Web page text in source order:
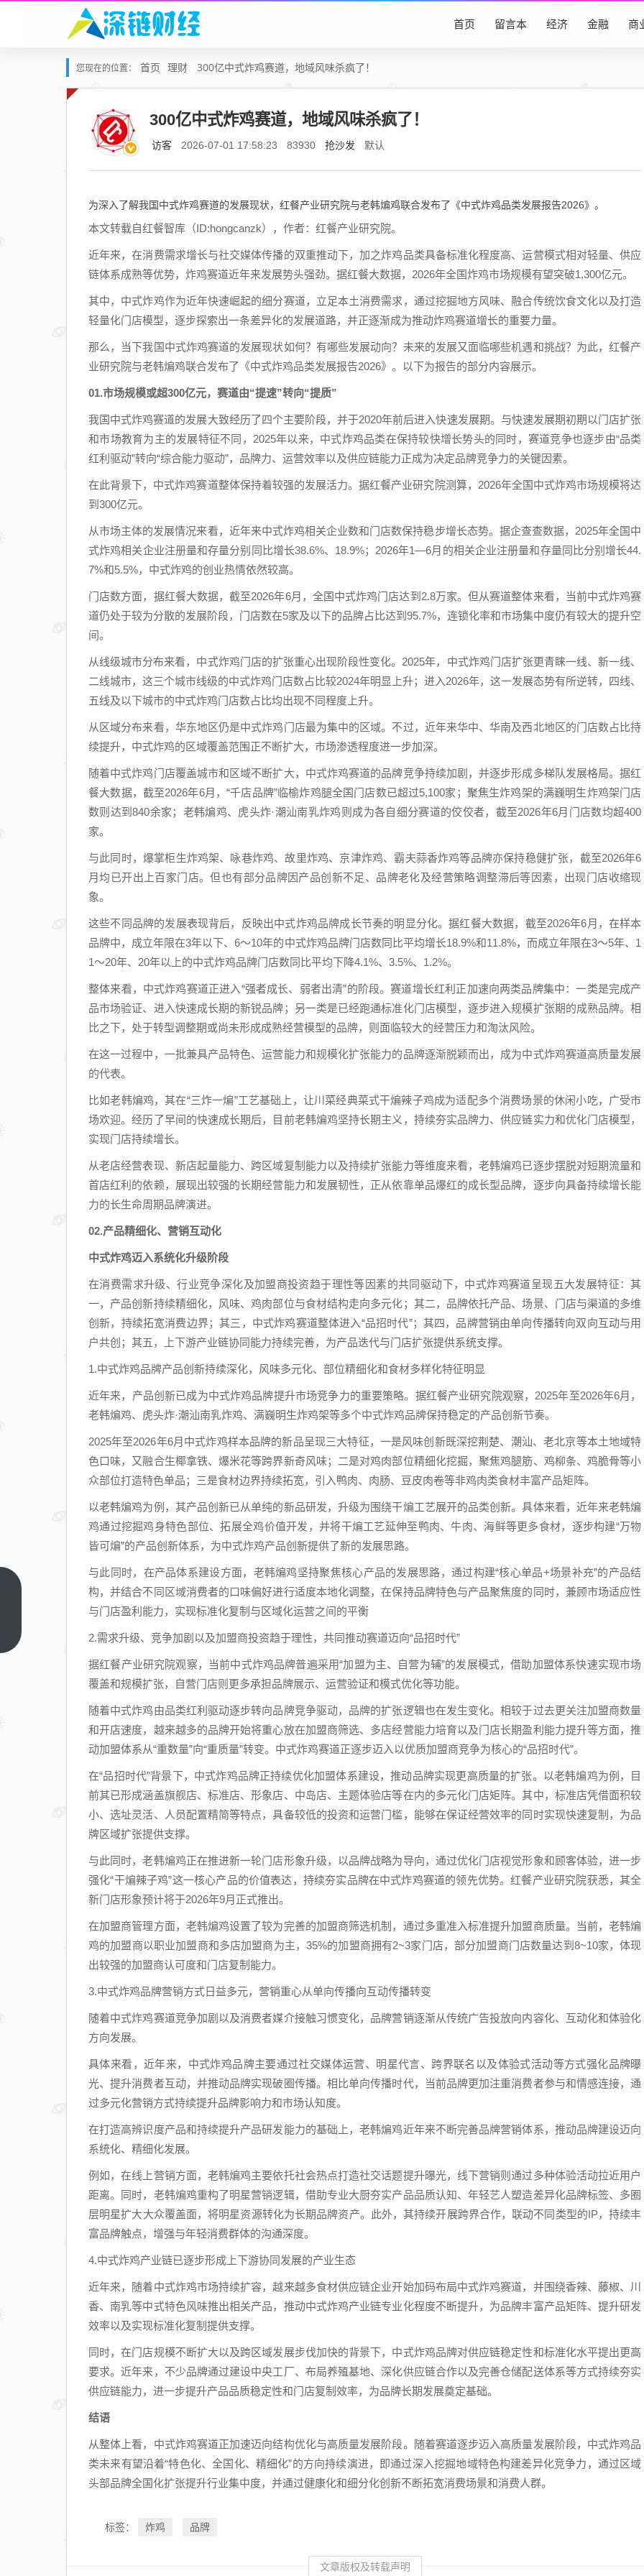
首页 留言本 经济 金融 商
您现在的位置： 首页 理财 300亿中式炸鸡赛道，地域风味杀疯了！
300亿中式炸鸡赛道，地域风味杀疯了！
访客 2026-07-01 17:58:23 83930 抢沙发 默认
为深入了解我国中式炸鸡赛道的发展现状，红餐产业研究院与老韩煸鸡联合发布了《中式炸鸡品类发展报告2026》。
本文转载自红餐智库（ID:hongcanzk），作者：红餐产业研究院。
近年来，在消费需求增长与社交媒体传播的双重推动下，加之炸鸡品类具备标准化程度高、运营模式相对轻量、供应
链体系成熟等优势，炸鸡赛道近年来发展势头强劲。据红餐大数据，2026年全国炸鸡市场规模有望突破1,300亿元。
其中，中式炸鸡作为近年快速崛起的细分赛道，立足本土消费需求，通过挖掘地方风味、融合传统饮食文化以及打造
轻量化门店模型，逐步探索出一条差异化的发展道路，并正逐渐成为推动炸鸡赛道增长的重要力量。
那么，当下我国中式炸鸡赛道的发展现状如何？有哪些发展动向？未来的发展又面临哪些机遇和挑战？为此，红餐产
业研究院与老韩煸鸡联合发布了《中式炸鸡品类发展报告2026》。以下为报告的部分内容展示。
01.市场规模或超300亿元，赛道由“提速”转向“提质”
我国中式炸鸡赛道的发展大致经历了四个主要阶段，并于2020年前后进入快速发展期。与快速发展期初期以门店扩张
和市场教育为主的发展特征不同，2025年以来，中式炸鸡品类在保持较快增长势头的同时，赛道竞争也逐步由“品类
红利驱动”转向“综合能力驱动”，品牌力、运营效率以及供应链能力正成为决定品牌竞争力的关键因素。
在此背景下，中式炸鸡赛道整体保持着较强的发展活力。据红餐产业研究院测算，2026年全国中式炸鸡市场规模将达
到300亿元。
从市场主体的发展情况来看，近年来中式炸鸡相关企业数和门店数保持稳步增长态势。据企查查数据，2025年全国中
式炸鸡相关企业注册量和存量分别同比增长38.6%、18.9%；2026年1—6月的相关企业注册量和存量同比分别增长44.
7%和5.5%，中式炸鸡的创业热情依然较高。
门店数方面，据红餐大数据，截至2026年6月，全国中式炸鸡门店达到2.8万家。但从赛道整体来看，当前中式炸鸡赛
道仍处于较为分散的发展阶段，门店数在5家及以下的品牌占比达到95.7%，连锁化率和市场集中度仍有较大的提升空
间。
从线级城市分布来看，中式炸鸡门店的扩张重心出现阶段性变化。2025年，中式炸鸡门店扩张更青睐一线、新一线、
二线城市，这三个城市线级的中式炸鸡门店数占比较2024年明显上升；进入2026年，这一发展态势有所逆转，四线、
五线及以下城市的中式炸鸡门店数占比均出现不同程度上升。
从区域分布来看，华东地区仍是中式炸鸡门店最为集中的区域。不过，近年来华中、华南及西北地区的门店数占比持
续提升，中式炸鸡的区域覆盖范围正不断扩大，市场渗透程度进一步加深。
随着中式炸鸡门店覆盖城市和区域不断扩大，中式炸鸡赛道的品牌竞争持续加剧，并逐步形成多梯队发展格局。据红
餐大数据，截至2026年6月，“千店品牌”临榆炸鸡腿全国门店数已超过5,100家；聚焦生炸鸡架的满巍明生炸鸡架门店
数则达到840余家；老韩煸鸡、虎头炸·潮汕南乳炸鸡则成为各自细分赛道的佼佼者，截至2026年6月门店数均超400
家。
与此同时，爆掌柜生炸鸡架、咏巷炸鸡、故里炸鸡、京津炸鸡、霸夫蒜香炸鸡等品牌亦保持稳健扩张，截至2026年6
月均已开出上百家门店。但也有部分品牌因产品创新不足、品牌老化及经营策略调整滞后等因素，出现门店收缩现
象。
这些不同品牌的发展表现背后，反映出中式炸鸡品牌成长节奏的明显分化。据红餐大数据，截至2026年6月，在样本
品牌中，成立年限在3年以下、6～10年的中式炸鸡品牌门店数同比平均增长18.9%和11.8%，而成立年限在3～5年、1
1～20年、20年以上的中式炸鸡品牌门店数同比平均下降4.1%、3.5%、1.2%。
整体来看，中式炸鸡赛道正进入“强者成长、弱者出清”的阶段。赛道增长红利正加速向两类品牌集中：一类是完成产
品市场验证、进入快速成长期的新锐品牌；另一类是已经跑通标准化门店模型，逐步进入规模扩张期的成熟品牌。相
比之下，处于转型调整期或尚未形成成熟经营模型的品牌，则面临较大的经营压力和淘汰风险。
在这一过程中，一批兼具产品特色、运营能力和规模化扩张能力的品牌逐渐脱颖而出，成为中式炸鸡赛道高质量发展
的代表。
比如老韩煸鸡，其在“三炸一煸”工艺基础上，让川菜经典菜式干煸辣子鸡成为适配多个消费场景的休闲小吃，广受市
场欢迎。经历了早间的快速成长期后，目前老韩煸鸡坚持长期主义，持续夯实品牌力、供应链实力和优化门店模型，
实现门店持续增长。
从老店经营表现、新店起量能力、跨区域复制能力以及持续扩张能力等维度来看，老韩煸鸡已逐步摆脱对短期流量和
首店红利的依赖，展现出较强的长期经营能力和发展韧性，正从依靠单品爆红的成长型品牌，逐步向具备持续增长能
力的长生命周期品牌演进。
02.产品精细化、营销互动化
中式炸鸡迈入系统化升级阶段
在消费需求升级、行业竞争深化及加盟商投资趋于理性等因素的共同驱动下，中式炸鸡赛道呈现五大发展特征：其
一，产品创新持续精细化，风味、鸡肉部位与食材结构走向多元化；其二，品牌依托产品、场景、门店与渠道的多维
创新，持续拓宽消费边界；其三，中式炸鸡赛道整体进入“品招时代”；其四，品牌营销由单向传播转向双向互动与用
户共创；其五，上下游产业链协同能力持续完善，为产品迭代与门店扩张提供系统支撑。
1.中式炸鸡品牌产品创新持续深化，风味多元化、部位精细化和食材多样化特征明显
近年来，产品创新已成为中式炸鸡品牌提升市场竞争力的重要策略。据红餐产业研究院观察，2025年至2026年6月，
老韩煸鸡、虎头炸·潮汕南乳炸鸡、满巍明生炸鸡架等多个中式炸鸡品牌保持稳定的产品创新节奏。
2025年至2026年6月中式炸鸡样本品牌的新品呈现三大特征，一是风味创新既深挖荆楚、潮汕、老北京等本土地域特
色口味，又融合生椰拿铁、爆米花等跨界新奇风味；二是对鸡肉部位精细化挖掘，聚焦鸡腿筋、鸡柳条、鸡脆骨等小
众部位打造特色单品；三是食材边界持续拓宽，引入鸭肉、肉肠、豆皮肉卷等非鸡肉类食材丰富产品矩阵。
以老韩煸鸡为例，其产品创新已从单纯的新品研发，升级为围绕干煸工艺展开的品类创新。具体来看，近年来老韩煸
鸡通过挖掘鸡身特色部位、拓展全鸡价值开发，并将干煸工艺延伸至鸭肉、牛肉、海鲜等更多食材，逐步构建“万物
皆可煸”的产品创新体系，为中式炸鸡产品创新提供了新的发展思路。
与此同时，在产品体系建设方面，老韩煸鸡坚持聚焦核心产品的发展思路，通过构建“核心单品+场景补充”的产品结
构，并结合不同区域消费者的口味偏好进行适度本地化调整，在保持品牌特色与产品聚焦度的同时，兼顾市场适应性
与门店盈利能力，实现标准化复制与区域化运营之间的平衡
2.需求升级、竞争加剧以及加盟商投资趋于理性，共同推动赛道迈向“品招时代”
据红餐产业研究院观察，当前中式炸鸡品牌普遍采用“加盟为主、自营为辅”的发展模式，借助加盟体系快速实现市场
覆盖和规模扩张，自营门店则更多承担品牌展示、运营验证和模式优化等功能。
随着中式炸鸡由品类红利驱动逐步转向品牌竞争驱动，品牌的扩张逻辑也在发生变化。相较于过去更关注加盟商数量
和开店速度，越来越多的品牌开始将重心放在加盟商筛选、多店经营能力培育以及门店长期盈利能力提升等方面，推
动加盟体系从“重数量”向“重质量”转变。中式炸鸡赛道正逐步迈入以优质加盟商竞争为核心的“品招时代”。
在“品招时代”背景下，中式炸鸡品牌正持续优化加盟体系建设，推动品牌实现更高质量的扩张。以老韩煸鸡为例，目
前其已形成涵盖旗舰店、标准店、形象店、中岛店、主题体验店等在内的多元化门店矩阵。其中，标准店凭借面积较
小、选址灵活、人员配置精简等特点，具备较低的投资和运营门槛，能够在保证经营效率的同时实现快速复制，为品
牌区域扩张提供支撑。
与此同时，老韩煸鸡正在推进新一轮门店形象升级，以品牌战略为导向，通过优化门店视觉形象和顾客体验，进一步
强化“干煸辣子鸡”这一核心产品的价值表达，持续夯实品牌在中式炸鸡赛道的领先优势。红餐产业研究院获悉，其全
新门店形象预计将于2026年9月正式推出。
在加盟商管理方面，老韩煸鸡设置了较为完善的加盟商筛选机制，通过多重准入标准提升加盟商质量。当前，老韩煸
鸡的加盟商以职业加盟商和多店加盟商为主，35%的加盟商拥有2~3家门店，部分加盟商门店数量达到8~10家，体现
出较强的加盟商认可度和门店复制能力。
3.中式炸鸡品牌营销方式日益多元，营销重心从单向传播向互动传播转变
随着中式炸鸡赛道竞争加剧以及消费者媒介接触习惯变化，品牌营销逐渐从传统广告投放向内容化、互动化和体验化
方向发展。
具体来看，近年来，中式炸鸡品牌主要通过社交媒体运营、明星代言、跨界联名以及体验式活动等方式强化品牌曝
光、提升消费者互动，并推动品牌实现破圈传播。相比单向传播时代，当前品牌更加注重消费者参与和情感连接，通
过多元化营销方式持续提升品牌影响力和市场认知度。
在打造高辨识度产品和持续提升产品研发能力的基础上，老韩煸鸡近年来不断完善品牌营销体系，推动品牌建设迈向
系统化、精细化发展。
例如，在线上营销方面，老韩煸鸡主要依托社会热点打造社交话题提升曝光，线下营销则通过多种体验活动拉近用户
距离。同时，老韩煸鸡重构了明星营销逻辑，借助专业大厨夯实产品品质认知、年轻艺人塑造差异化品牌标签、多圈
层明星扩大大众覆盖面，将明星资源转化为长期品牌资产。此外，其持续开展跨界合作，联动不同类型的IP，持续丰
富品牌触点，增强与年轻消费群体的沟通深度。
4.中式炸鸡产业链已逐步形成上下游协同发展的产业生态
近年来，随着中式炸鸡市场持续扩容，越来越多食材供应链企业开始加码布局中式炸鸡赛道，并围绕香辣、藤椒、川
香、南乳等中式特色风味推出相关产品，推动中式炸鸡产业链专业化程度不断提升，为品牌丰富产品矩阵、提升研发
效率以及实现标准化复制提供支撑。
同时，在门店规模不断扩大以及跨区域发展步伐加快的背景下，中式炸鸡品牌对供应链稳定性和标准化水平提出更高
要求。近年来，不少品牌通过建设中央工厂、布局养殖基地、深化供应链合作以及完善仓储配送体系等方式持续夯实
供应链能力，进一步提升产品品质稳定性和门店复制效率，为品牌长期发展奠定基础。
结语
从整体上看，中式炸鸡赛道正加速迈向结构优化与高质量发展阶段。随着赛道逐步迈入高质量发展阶段，中式炸鸡品
类未来有望沿着“特色化、全国化、精细化”的方向持续演进，即通过深入挖掘地域特色构建差异化竞争力，通过区域
头部品牌全国化扩张提升行业集中度，并通过健康化和细分化创新不断拓宽消费场景和消费人群。
标签： 炸鸡 品牌
文章版权及转载声明